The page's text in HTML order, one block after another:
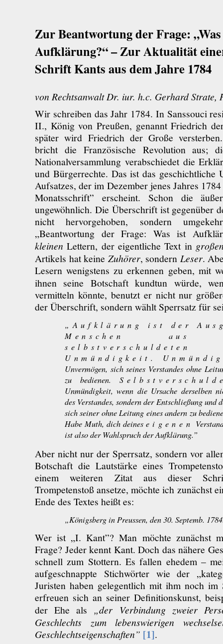
Zur Beantwortung der Frage:
Aufklärung?“ – Zur Aktualität
Schrift Kants aus dem Jahre 1784
von Rechtsanwalt Dr. iur. h.c. Gerhard Strate,
Wir schreiben das Jahr 1784. In Sanssouci
II., König von Preußen, genannt Friedrich
später wird Friedrich der Große
bricht die Französische Revolution aus;
Nationalversammlung verabschiedet die
und Bürgerrechte. Das ist das geschichtliche
Aufsatzes, der im Dezember jenes Jahres
Monatsschrift” erscheint. Schon die
ungewöhnlich. Die Überschrift ist gegenüber
nicht hervorgehoben, sondern
„Beantwortung der Frage: Was ist
kleinen Lettern, der eigentliche Text in
Artikels hat keine Zuhörer, sondern Leser.
Lesern wenigstens zu erkennen geben, mit
ihnen seine Botschaft kundtun würde,
vermitteln könnte, benutzt er nicht nur
der Überschrift, sondern wählt Sperrsatz für
„Aufklärung ist der
Menschen aus
selbstverschuldeten
Unmündigkeit.
Unvermögen, sich seines Verstandes ohne
zu bedienen.
Unmündigkeit, wenn die Ursache derselben
des Verstandes, sondern der Entschließung und
sich seiner ohne Leitung eines andern zu
Habe Muth, dich deines eigenen
ist also der Wahlspruch der Aufklärung.”
Aber nicht nur der Sperrsatz, sondern vor
Botschaft die Lautstärke eines
einem weiteren Zitat aus dieser
Trompetenstoß ansetze, möchte ich zunächst
Ende des Textes heißt es:
„Königsberg in Preussen, den 30. Septemb.
Wer ist „I. Kant”? Man möchte zunächst
Frage? Jeder kennt Kant. Doch das nähere
schnell zum Stottern. Es fallen ehedem –
aufgeschnappte Stichwörter wie der
Juristen haben gelegentlich mit ihm noch
erfreuen sich an seiner Definitionskunst,
der Ehe als „der Verbindung zweier
Geschlechts zum lebenswierigen
Geschlechtseigenschaften” [1].